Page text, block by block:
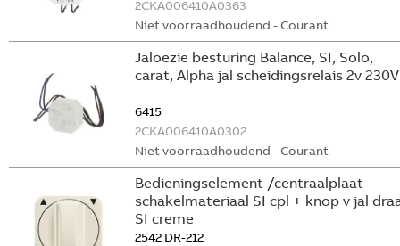
2CKA006410A0363
Niet voorraadhoudend - Courant
Jaloezie besturing Balance, SI, Solo,
carat, Alpha jal scheidingsrelais 2v 230V
6415
2CKA006410A0302
Niet voorraadhoudend - Courant
Bedieningselement /centraalplaat
schakelmateriaal SI cpl + knop v jal
SI creme
2542 DR-212